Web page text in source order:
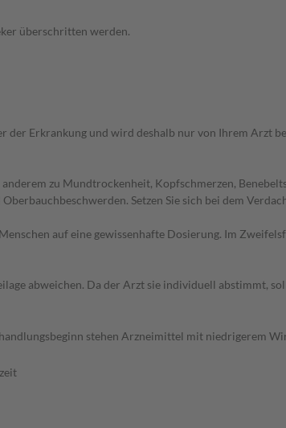
überschritten werden.
der Erkrankung und wird deshalb nur von Ihrem Arzt
zu Mundtrockenheit, Kopfschmerzen,
Setzen Sie sich bei dem
auf eine gewissenhafte Dosierung. Im
abweichen. Da der Arzt sie individuell abstimmt,
stehen Arzneimittel mit niedrigerem